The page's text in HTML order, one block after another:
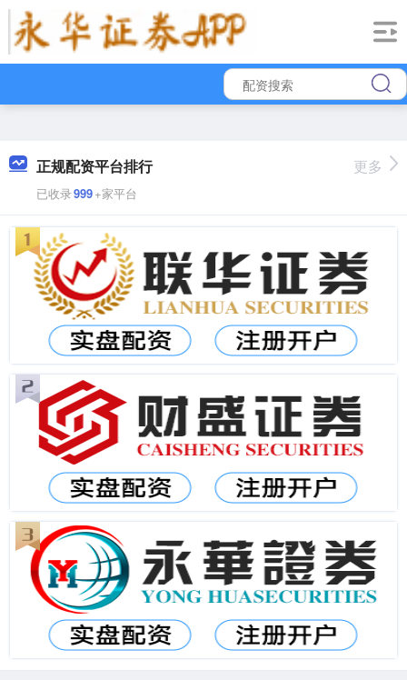
正规配资平台排行
已收录999+家平台
更多